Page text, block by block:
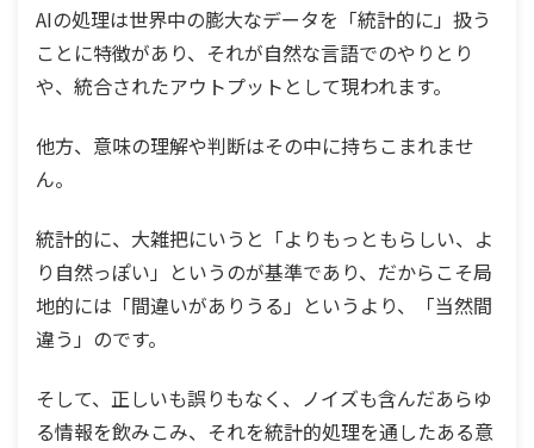
AIの処理は世界中の膨大なデータを「統計的に」扱う
ことに特徴があり、それが自然な言語でのやりとり
や、統合されたアウトプットとして現われます。
他方、意味の理解や判断はその中に持ちこまれませ
ん。
統計的に、大雑把にいうと「よりもっともらしい、よ
り自然っぽい」というのが基準であり、だからこそ局
地的には「間違いがありうる」というより、「当然間
違う」のです。
そして、正しいも誤りもなく、ノイズも含んだあらゆ
る情報を飲みこみ、それを統計的処理を通したある意